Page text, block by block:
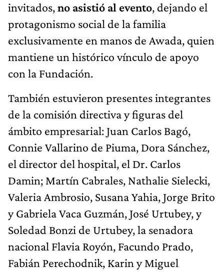
invitados,no asistió al evento, dejando el
protagonismo social de la familia
exclusivamente en manos de Awada, quien
mantiene un histórico vínculo de apoyo
con la Fundación.
También estuvieron presentes integrantes
de la comisión directiva y figuras del
ámbito empresarial: Juan Carlos Bagó,
Connie Vallarino de Piuma, Dora Sánchez,
el director del hospital, el Dr. Carlos
Damin; Martín Cabrales, Nathalie Sielecki,
Valeria Ambrosio, Susana Yahia, Jorge Brito
y Gabriela Vaca Guzmán, José Urtubey, y
Soledad Bonzi de Urtubey, la senadora
nacional Flavia Royón, Facundo Prado,
Fabián Perechodnik, Karin y Miguel